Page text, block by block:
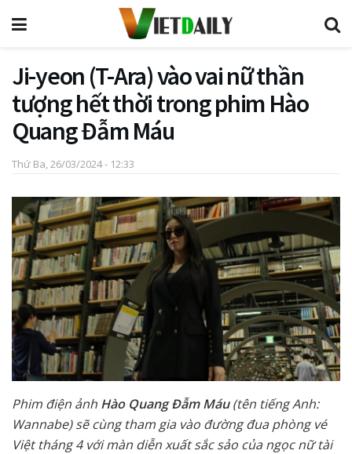
Ji-yeon (T-Ara) vào vai nữ thần
tượng hết thời trong phim Hào
Quang Đẫm Máu
Thứ Ba, 26/03/2024 - 12:33
Phim điện ảnh Hào Quang Đẫm Máu(tên tiếng Anh:
Wannabe) sẽ cùng tham gia vào đường đua phòng vé
Việt tháng 4 với màn diễn xuất sắc sảo của ngọc nữ tài